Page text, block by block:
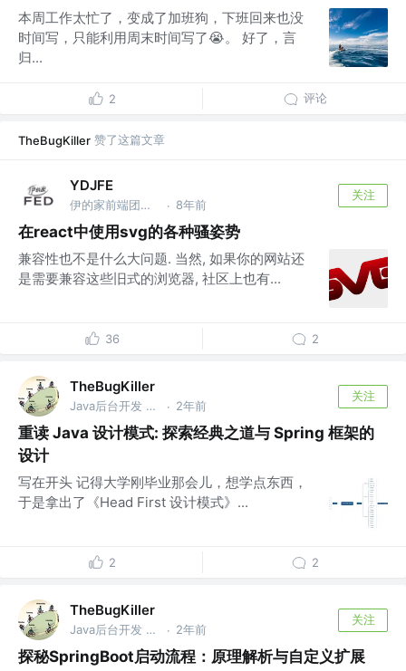
本周工作太忙了，变成了加班狗，下班回来也没
时间写，只能利用周末时间写了😭。 好了，言
归...
2 评论
TheBugKiller 赞了这篇文章
YDJFE
伊的家前端团队 @广州伊的家网络科技有限公司 · 8年前
关注
在react中使用svg的各种骚姿势
兼容性也不是什么大问题. 当然, 如果你的网站还
是需要兼容这些旧式的浏览器, 社区上也有...
36 2
TheBugKiller
Java后台开发 @美团 · 2年前
关注
重读 Java 设计模式: 探索经典之道与 Spring 框架的
设计
写在开头 记得大学刚毕业那会儿，想学点东西，
于是拿出了《Head First 设计模式》...
2 2
TheBugKiller
Java后台开发 @美团 · 2年前
关注
探秘SpringBoot启动流程：原理解析与自定义扩展